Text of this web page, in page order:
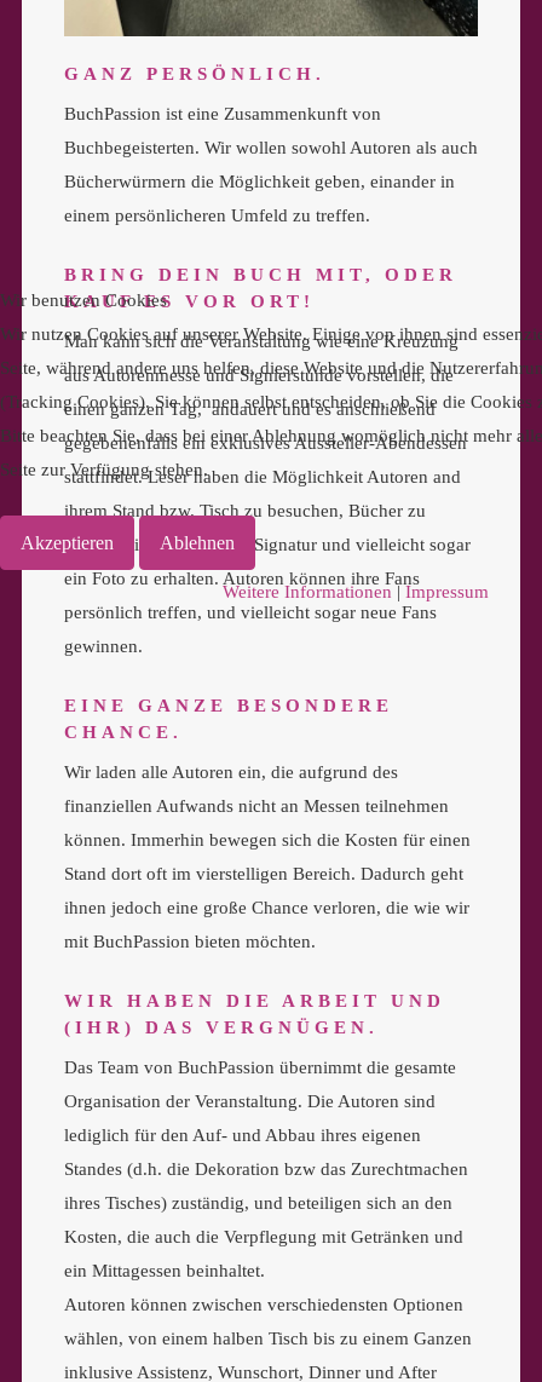
GANZ PERSÖNLICH.
BuchPassion ist eine Zusammenkunft von
Buchbegeisterten. Wir wollen sowohl Autoren als auch
Bücherwürmern die Möglichkeit geben, einander in
einem persönlicheren Umfeld zu treffen.
BRING DEIN BUCH MIT, ODER
KAUF ES VOR ORT!
Man kann sich die Veranstaltung wie eine Kreuzung
aus Autorenmesse und Signierstunde vorstellen, die
einen ganzen Tag, andauert und es anschließend
gegebenenfalls ein exklusives Aussteller-Abendessen
stattfindet. Leser haben die Möglichkeit Autoren and
ihrem Stand bzw. Tisch zu besuchen, Bücher zu
kaufen, eine persönliche Signatur und vielleicht sogar
ein Foto zu erhalten. Autoren können ihre Fans
persönlich treffen, und vielleicht sogar neue Fans
gewinnen.
EINE GANZE BESONDERE
CHANCE.
Wir laden alle Autoren ein, die aufgrund des
finanziellen Aufwands nicht an Messen teilnehmen
können. Immerhin bewegen sich die Kosten für einen
Stand dort oft im vierstelligen Bereich. Dadurch geht
ihnen jedoch eine große Chance verloren, die wie wir
mit BuchPassion bieten möchten.
WIR HABEN DIE ARBEIT UND
(IHR) DAS VERGNÜGEN.
Das Team von BuchPassion übernimmt die gesamte
Organisation der Veranstaltung. Die Autoren sind
lediglich für den Auf- und Abbau ihres eigenen
Standes (d.h. die Dekoration bzw das Zurechtmachen
ihres Tisches) zuständig, und beteiligen sich an den
Kosten, die auch die Verpflegung mit Getränken und
ein Mittagessen beinhaltet.
Autoren können zwischen verschiedensten Optionen
wählen, von einem halben Tisch bis zu einem Ganzen
inklusive Assistenz, Wunschort, Dinner und After
Wir benutzen Cookies
Wir nutzen Cookies auf unserer Website. Einige von ihnen sind
Seite, während andere uns helfen, diese Website und die
(Tracking Cookies). Sie können selbst entscheiden, ob Sie die Cookies
Bitte beachten Sie, dass bei einer Ablehnung womöglich nicht mehr
Seite zur Verfügung stehen.
Akzeptieren Ablehnen
Weitere Informationen | Impressum